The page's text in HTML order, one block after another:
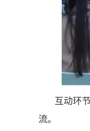
互动环
流。